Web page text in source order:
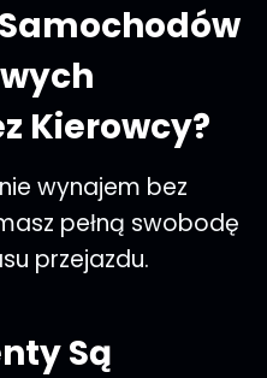
Kierowcy?
wynajem bez
pełną swobodę
przejazdu.
Są